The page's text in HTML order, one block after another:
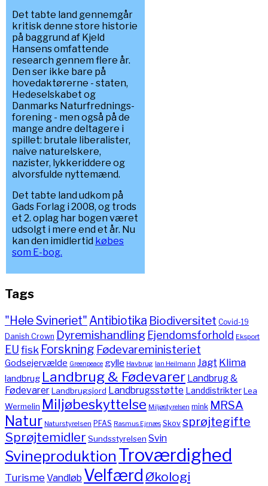
Det tabte land gennemgår
kritisk denne store historie
på baggrund af Kjeld
Hansens omfattende
research gennem flere år.
Den ser ikke bare på
hovedaktørerne - staten,
Hedeselskabet og
Danmarks Naturfrednings-
forening - men også på de
mange andre deltagere i
spillet: brutale liberalister,
naive naturelskere,
nazister, lykkeriddere og
alvorsfulde nyttemænd.
Det tabte land udkom på
Gads Forlag i 2008, og trods
et 2. oplag har bogen været
udsolgt i mere end et år. Nu
kan den imidlertid købes
som E-bog.
Tags
"Hele Svineriet" Antibiotika Biodiversitet Covid-19
Danish Crown Dyremishandling Ejendomsforhold Eksport
EUfisk Forskning Fødevareministeriet
Godsejervælde Greenpeace gylle Havbrug Ian Heilmann Jagt Klima
landbrug Landbrug & Fødevarer Landbrug &
FødevarerLandbrugsjord Landbrugsstøtte LanddistrikterLea
Wermelin Miljøbeskyttelse Miljøstyrelsen mink MRSA
Natur Naturstyrelsen PFAS Rasmus Ejrnæs Skov sprøjtegifte
Sprøjtemidler Sundsstyrelsen Svin
Svineproduktion Troværdighed
TurismeVandløb Velfærd Økologi